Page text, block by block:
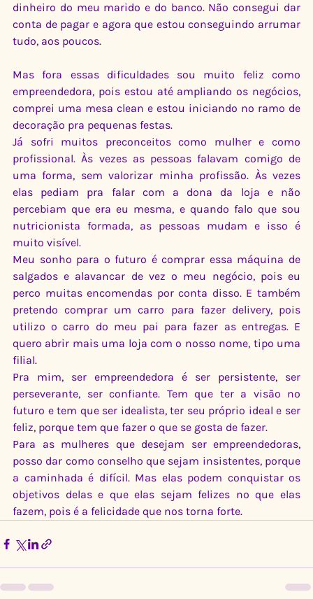
dinheiro do meu marido e do banco. Não consegui dar
conta de pagar e agora que estou conseguindo arrumar
tudo, aos poucos.
Mas fora essas dificuldades sou muito feliz como
empreendedora, pois estou até ampliando os negócios,
comprei uma mesa clean e estou iniciando no ramo de
decoração pra pequenas festas.
Já sofri muitos preconceitos como mulher e como
profissional. Às vezes as pessoas falavam comigo de
uma forma, sem valorizar minha profissão. Às vezes
elas pediam pra falar com a dona da loja e não
percebiam que era eu mesma, e quando falo que sou
nutricionista formada, as pessoas mudam e isso é
muito visível.
Meu sonho para o futuro é comprar essa máquina de
salgados e alavancar de vez o meu negócio, pois eu
perco muitas encomendas por conta disso. E também
pretendo comprar um carro para fazer delivery, pois
utilizo o carro do meu pai para fazer as entregas. E
quero abrir mais uma loja com o nosso nome, tipo uma
filial.
Pra mim, ser empreendedora é ser persistente, ser
perseverante, ser confiante. Tem que ter a visão no
futuro e tem que ser idealista, ter seu próprio ideal e ser
feliz, porque tem que fazer o que se gosta de fazer.
Para as mulheres que desejam ser empreendedoras,
posso dar como conselho que sejam insistentes, porque
a caminhada é difícil. Mas elas podem conquistar os
objetivos delas e que elas sejam felizes no que elas
fazem, pois é a felicidade que nos torna forte.